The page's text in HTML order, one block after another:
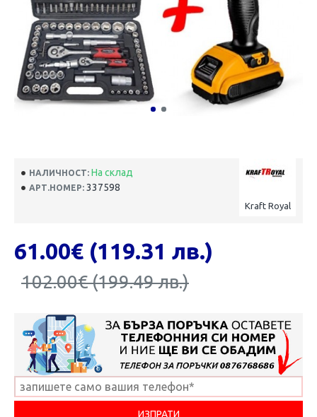
НАЛИЧНОСТ: На склад
АРТ.НОМЕР: 337598
Kraft Royal
102.00€ (199.49 лв.)
61.00€ (119.31 лв.)